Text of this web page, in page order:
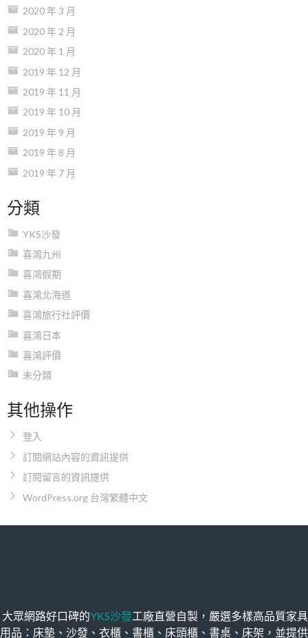
2020 年 3 月
2020 年 2 月
2020 年 1 月
2019 年 12 月
2019 年 11 月
2019 年 10 月
2019 年 9 月
2019 年 8 月
2019 年 7 月
分類
YKS沙發
喜鴻九州
喜鴻假期
喜鴻北海道
喜鴻旅行社評價
喜鴻日本
喜鴻評價
未分類
其他操作
登入
訂閱網站內容的資訊提供
訂閱留言的資訊提供
WordPress.org 台灣繁體中文
大眾網路好口碑的YKS沙發工廠直營自製，嚴選多樣高品質家具
用品：床墊、沙發、衣櫃、書櫃、床頭櫃、書桌、床架，並提供